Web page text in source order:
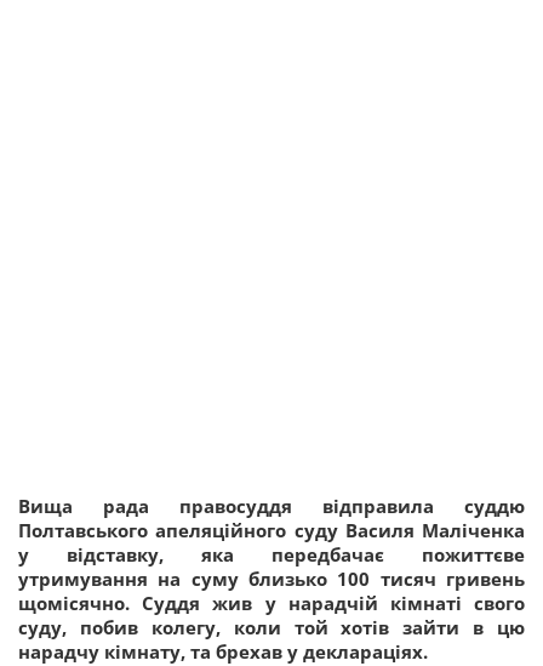
Вища рада правосуддя відправила суддю
Полтавського апеляційного суду Василя Маліченка
у відставку, яка передбачає пожиттєве
утримування на суму близько 100 тисяч гривень
щомісячно. Суддя жив у нарадчій кімнаті свого
суду, побив колегу, коли той хотів зайти в цю
нарадчу кімнату, та брехав у деклараціях.